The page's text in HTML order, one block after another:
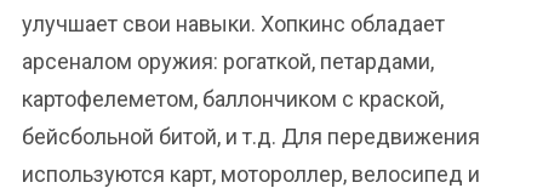
улучшает свои навыки. Хопкинс обладает
арсеналом оружия: рогаткой, петардами,
картофелеметом, баллончиком с краской,
бейсбольной битой, и т.д. Для передвижения
используются карт, мотороллер, велосипед и